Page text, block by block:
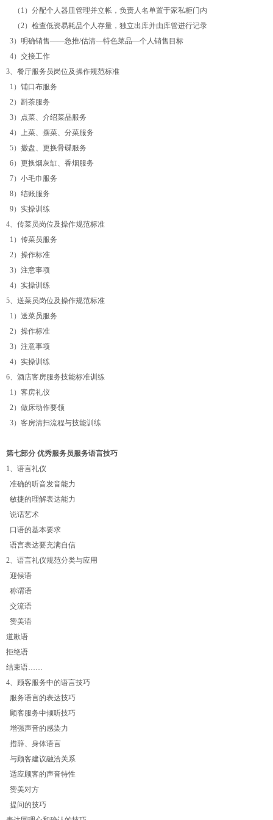
（1）分配个人器皿管理并立帐，负责人名单置于家私柜门内
（2）检查低资易耗品个人存量，独立出库并由库管进行记录
3）明确销售——急推/估清—特色菜品—个人销售目标
4）交接工作
3、餐厅服务员岗位及操作规范标准
1）铺口布服务
2）斟茶服务
3）点菜、介绍菜品服务
4）上菜、摆菜、分菜服务
5）撤盘、更换骨碟服务
6）更换烟灰缸、香烟服务
7）小毛巾服务
8）结账服务
9）实操训练
4、传菜员岗位及操作规范标准
1）传菜员服务
2）操作标准
3）注意事项
4）实操训练
5、送菜员岗位及操作规范标准
1）送菜员服务
2）操作标准
3）注意事项
4）实操训练
6、酒店客房服务技能标准训练
1）客房礼仪
2）做床动作要领
3）客房清扫流程与技能训练
第七部分 优秀服务员服务语言技巧
1、语言礼仪
准确的听音发音能力
敏捷的理解表达能力
说话艺术
口语的基本要求
语言表达要充满自信
2、语言礼仪规范分类与应用
迎候语
称谓语
交流语
赞美语
道歉语
拒绝语
结束语……
4、顾客服务中的语言技巧
服务语言的表达技巧
顾客服务中倾听技巧
增强声音的感染力
措辞、身体语言
与顾客建议融洽关系
适应顾客的声音特性
赞美对方
提问的技巧